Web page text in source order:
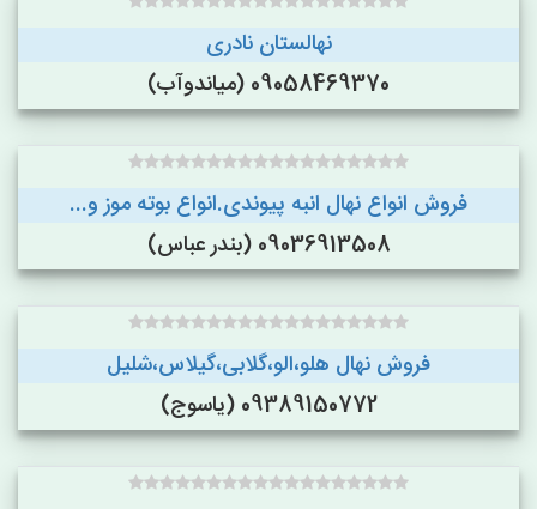
نهالستان نادری
09058469370 (میاندوآب)
فروش انواع نهال انبه پیوندی.انواع بوته موز و...
09036913508 (بندر عباس)
فروش نهال هلو،الو،گلابی،گیلاس،شلیل
09389150772 (یاسوج)